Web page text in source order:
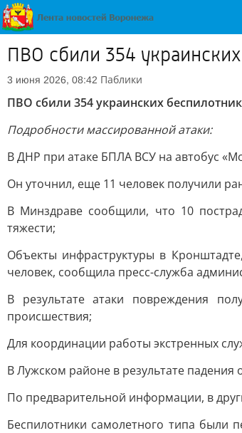
ПВО сбили 354
3 июня 2026, 08:42 Паблики
ПВО сбили 354 украинских
Подробности массированной атаки:
В ДНР при атаке БПЛА ВСУ на автобус
Он уточнил, еще 11 человек получили
В Минздраве сообщили, что 10
тяжести;
Объекты инфраструктуры в
человек, сообщила пресс-служба
В результате атаки повреждения
происшествия;
Для координации работы экстренных
В Лужском районе в результате
По предварительной информации, в
Беспилотники самолетного типа были